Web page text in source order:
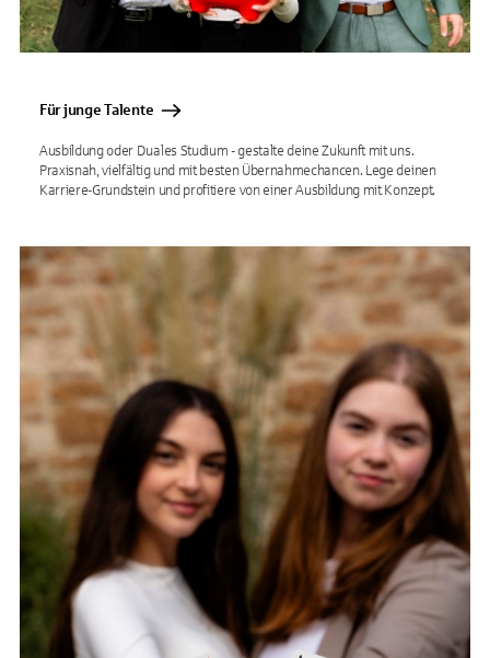
Für junge Talente
Ausbildung oder Duales Studium - gestalte deine Zukunft mit uns.
Praxisnah, vielfältig und mit besten Übernahmechancen. Lege deinen
Karriere-Grundstein und profitiere von einer Ausbildung mit Konzept.